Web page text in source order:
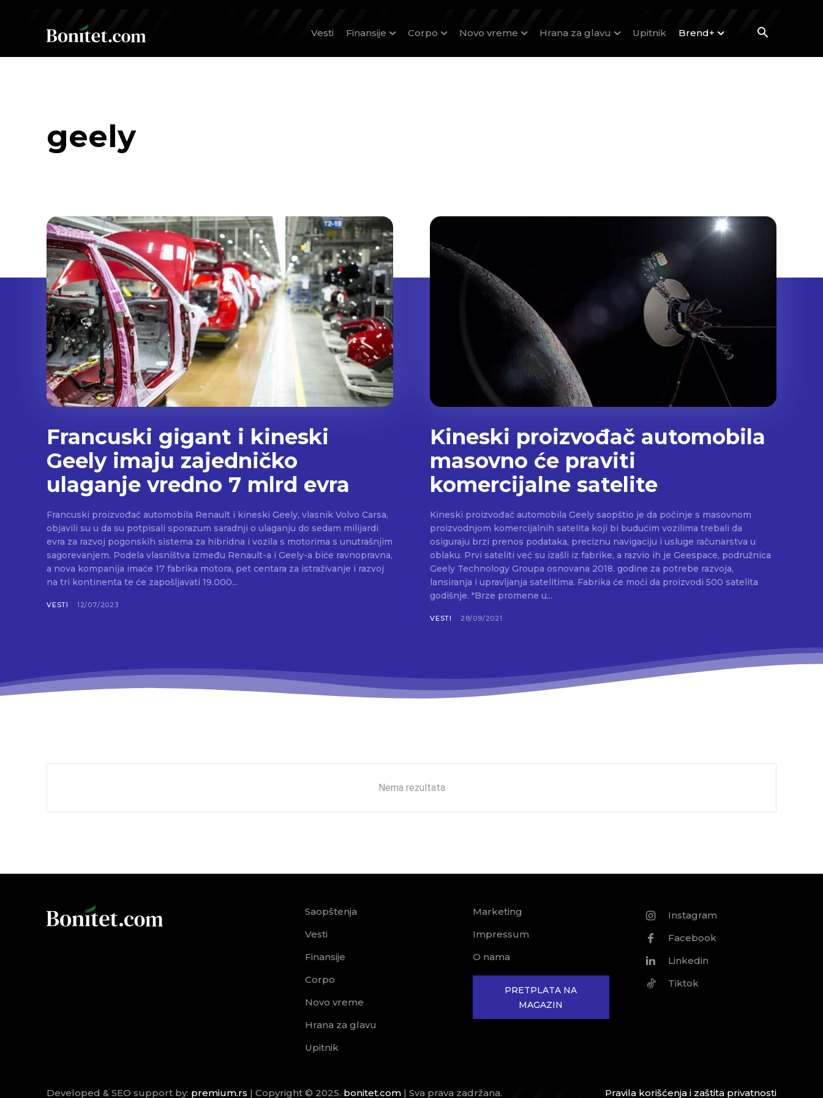
Vesti Finansije Corpo Novo vreme Hrana za glavu Upitnik Brend+
geely
Francuski gigant i kineski
Geely imaju zajedničko
ulaganje vredno 7 mlrd evra
Francuski proizvođač automobila Renault i kineski Geely, vlasnik Volvo Carsa,
objavili su u da su potpisali sporazum saradnji o ulaganju do sedam milijardi
evra za razvoj pogonskih sistema za hibridna i vozila s motorima s unutrašnjim
sagorevanjem. Podela vlasništva između Renault-a i Geely-a biće ravnopravna,
a nova kompanija imaće 17 fabrika motora, pet centara za istraživanje i razvoj
na tri kontinenta te će zapošljavati 19.000...
VESTI 12/07/2023
Kineski proizvođač automobila
masovno će praviti
komercijalne satelite
Kineski proizvođač automobila Geely saopštio je da počinje s masovnom
proizvodnjom komercijalnih satelita koji bi budućim vozilima trebali da
osiguraju brzi prenos podataka, preciznu navigaciju i usluge računarstva u
oblaku. Prvi sateliti već su izašli iz fabrike, a razvio ih je Geespace, podružnica
Geely Technology Groupa osnovana 2018. godine za potrebe razvoja,
lansiranja i upravljanja satelitima. Fabrika će moći da proizvodi 500 satelita
godišnje. "Brze promene u...
VESTI 28/09/2021
Nema rezultata
Saopštenja
Vesti
Finansije
Corpo
Novo vreme
Hrana za glavu
Upitnik
Marketing
Impressum
O nama
PRETPLATA NA
MAGAZIN
Instagram
Facebook
Linkedin
Tiktok
Developed & SEO support by: premium.rs | Copyright © 2025. bonitet.com | Sva prava zadržana. Pravila korišćenja i zaštita privatnosti